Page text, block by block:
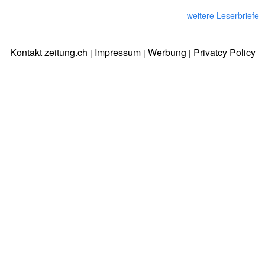
weitere Leserbriefe
Kontakt zeitung.ch | Impressum| Werbung | Privatcy Policy